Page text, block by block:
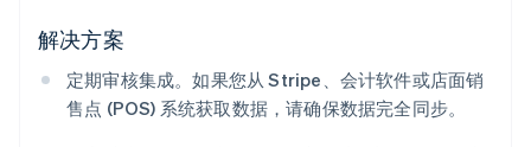
解决方案
定期审核集成。如果您从 Stripe、会计软件或店面销
售点 (POS) 系统获取数据，请确保数据完全同步。